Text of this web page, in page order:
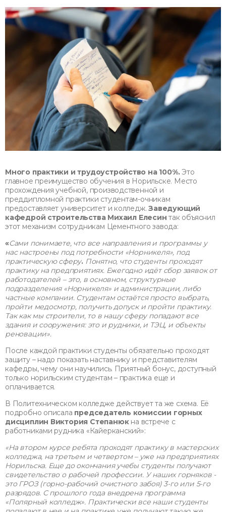
Много практики и трудоустройство на 100%.Это
главное преимущество обучения в Норильске. Место
прохождения учебной, производственной и
преддипломной практики студентам-очникам
предоставляет университет и колледж.Заведующий
кафедрой строительства Михаил Елесин так объяснил
этот механизм сотрудникам Цементного завода:
«Сами понимаете, что все направления и программы у
нас настроены под потребности «Норникеля», под
практическую сферу. Понятно, что студенты проходят
практику на предприятиях. Ежегодно идёт сбор заявок от
работодателей – это, в основном, структурные
подразделения «Норникеля» и администрации, либо
частные компании. Студентам остаётся просто выбрать,
пройти медосмотр, получить допуск и пройти практику.
Так как мы строители, то в нашу сферу попадают все
здания и сооружения: это и рудники, и ТЭЦ, и объекты
реновации».
После каждой практики студенты обязательно проходят
защиту – надо показать наставнику и представителям
кафедры, чему они научились. Приятный бонус, доступный
только норильским студентам – практика еще и
оплачивается.
В Политехническом колледже действует та же схема. Её
подробно описала председатель комиссии горных
дисциплин Виктория Степанюк на встрече с
работниками рудника «Кайерканский»:
«На втором курсе ребята проходят практику в мастерских
колледжа, на третьем и четвертом– уже на предприятиях
Норильска. Еще до окончания учебы студенты получают
свидетельство о рабочей профессии. У наших горняков -
это ГРОЗ (горно-рабочий очистного забоя) 3-го или 5-го
разрядов. С прошлого года внедрена программа
«Полярный колледж». Практически все наши студенты